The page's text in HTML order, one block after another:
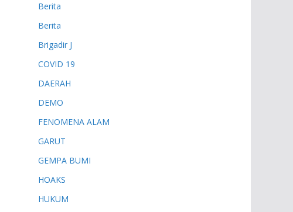
Berita
Berita
Brigadir J
COVID 19
DAERAH
DEMO
FENOMENA ALAM
GARUT
GEMPA BUMI
HOAKS
HUKUM